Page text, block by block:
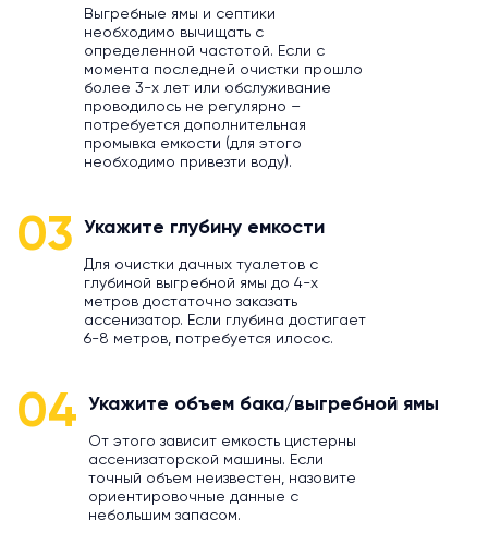
Выгребные ямы и септики
необходимо вычищать с
определенной частотой. Если с
момента последней очистки прошло
более 3-х лет или обслуживание
проводилось не регулярно –
потребуется дополнительная
промывка емкости (для этого
необходимо привезти воду).
03 Укажите глубину емкости
Для очистки дачных туалетов с
глубиной выгребной ямы до 4-х
метров достаточно заказать
ассенизатор. Если глубина достигает
6-8 метров, потребуется илосос.
04 Укажите объем бака/выгребной ямы
От этого зависит емкость цистерны
ассенизаторской машины. Если
точный объем неизвестен, назовите
ориентировочные данные с
небольшим запасом.